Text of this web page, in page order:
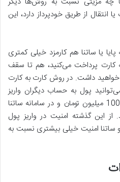
انتقال از طریق خودپرداز دارد، این
پایا یا ساتنا هم کارمزد خیلی کمتری
پرداخت می‌کنید، هم تا سقف
خواهید داشت. در روش کارت به کارت
تومان می‌توانید پول به حساب دیگران واریز
کنید. اما در سامانه پایا تا سقف 100 میلیون تومان و در سامانه ساتنا
از این گذشته امنیت در واریز پول
ساتنا امنیت خیلی بیشتری نسبت به